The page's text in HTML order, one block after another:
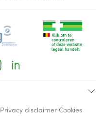
Privacy disclaimer Cookies